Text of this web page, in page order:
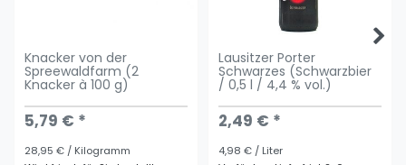
Knacker von der
Spreewaldfarm (2
Knacker à 100 g)
5,79 € *
28,95 € / Kilogramm
Lausitzer Porter
Schwarzes (Schwarzbier
/ 0,5 l / 4,4 % vol.)
2,49 € *
4,98 € / Liter